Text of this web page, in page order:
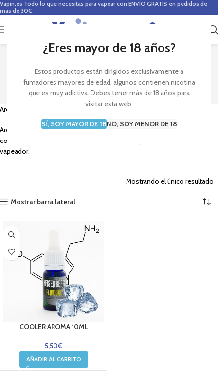
¿Eres mayor de 18 años?
Estos productos están dirigidos exclusivamente a
fumadores mayores de edad, algunos contienen nicotina
que es muy adictiva. Debes tener más de 18 años para
visitar esta web.
SÍ, SOY MAYOR DE 18NO, SOY MENOR DE 18
Vapin.es Todo lo que necesitas para vapear con ENVÍO GRATIS en pedidos de
mas de 30€
0
HEISEMBERG
Aromas de serie
Aromas super concentrados para vapeo. Compra ya los aromas más
conocidos de Heisemberg y disfruta de los mejores sabores en tu
vapeador.
Mostrando el único resultado
Mostrar barra lateral
COOLER AROMA 10ML
5,50€
AÑADIR AL CARRITO